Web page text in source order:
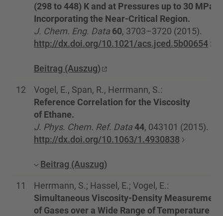
(298 to 448) K and at Pressures up to 30 MPa
Incorporating the Near-Critical Region.
J. Chem. Eng. Data 60, 3703–3720 (2015).
http://dx.doi.org/10.1021/acs.jced.5b00654
Beitrag (Auszug)
12
Vogel, E., Span, R., Herrmann, S.:
Reference Correlation for the Viscosity
of Ethane.
J. Phys. Chem. Ref. Data44, 043101 (2015).
http://dx.doi.org/10.1063/1.4930838
Beitrag (Auszug)
11
Herrmann, S.; Hassel, E.; Vogel, E.:
Simultaneous Viscosity-Density
of Gases over a Wide Range of Temperature